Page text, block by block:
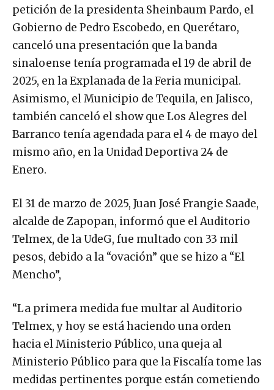
petición de la presidenta Sheinbaum Pardo, el
Gobierno de Pedro Escobedo, en Querétaro,
canceló una presentación que la banda
sinaloense tenía programada el 19 de abril de
2025, en la Explanada de la Feria municipal.
Asimismo, el Municipio de Tequila, en Jalisco,
también canceló el show que Los Alegres del
Barranco tenía agendada para el 4 de mayo del
mismo año, en la Unidad Deportiva 24 de
Enero.
El 31 de marzo de 2025, Juan José Frangie Saade,
alcalde de Zapopan, informó que el Auditorio
Telmex, de la UdeG, fue multado con 33 mil
pesos, debido a la “ovación” que se hizo a “El
Mencho”,
“La primera medida fue multar al Auditorio
Telmex, y hoy se está haciendo una orden
hacia el Ministerio Público, una queja al
Ministerio Público para que la Fiscalía tome las
medidas pertinentes porque están cometiendo